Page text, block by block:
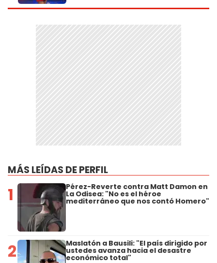
MÁS LEÍDAS DE PERFIL
1 Pérez-Reverte contra Matt Damon en
La Odisea: "No es el héroe
mediterráneo que nos contó Homero"
2 Maslatón a Bausili: "El país dirigido por
ustedes avanza hacia el desastre
económico total"